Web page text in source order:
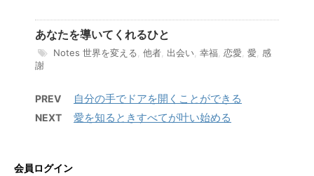
あなたを導いてくれるひと
Notes 世界を変える 他者 出会い 幸福 恋愛 愛 感
謝
PREV 自分の手でドアを開くことができる
NEXT 愛を知るときすべてが叶い始める
会員ログイン